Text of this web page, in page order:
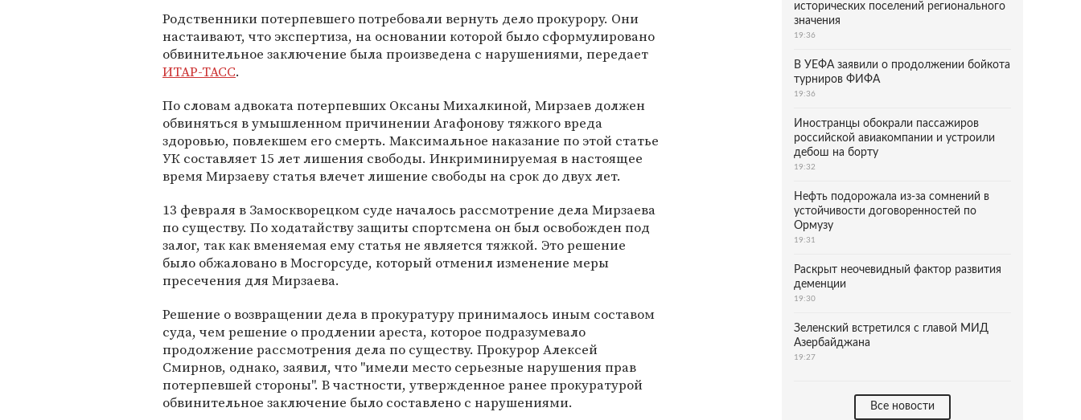
Родственники потерпевшего потребовали вернуть дело прокурору. Они
настаивают, что экспертиза, на основании которой было сформулировано
обвинительное заключение была произведена с нарушениями, передает
ИТАР-ТАСС.
По словам адвоката потерпевших Оксаны Михалкиной, Мирзаев должен
обвиняться в умышленном причинении Агафонову тяжкого вреда
здоровью, повлекшем его смерть. Максимальное наказание по этой статье
УК составляет 15 лет лишения свободы. Инкриминируемая в настоящее
время Мирзаеву статья влечет лишение свободы на срок до двух лет.
13 февраля в Замоскворецком суде началось рассмотрение дела Мирзаева
по существу. По ходатайству защиты спортсмена он был освобожден под
залог, так как вменяемая ему статья не является тяжкой. Это решение
было обжаловано в Мосгорсуде, который отменил изменение меры
пресечения для Мирзаева.
Решение о возвращении дела в прокуратуру принималось иным составом
суда, чем решение о продлении ареста, которое подразумевало
продолжение рассмотрения дела по существу. Прокурор Алексей
Смирнов, однако, заявил, что "имели место серьезные нарушения прав
потерпевшей стороны". В частности, утвержденное ранее прокуратурой
обвинительное заключение было составлено с нарушениями.
исторических поселений регионального
значения
19:36
В УЕФА заявили о продолжении бойкота
турниров ФИФА
19:36
Иностранцы обокрали пассажиров
российской авиакомпании и устроили
дебош на борту
19:32
Нефть подорожала из-за сомнений в
устойчивости договоренностей по
Ормузу
19:31
Раскрыт неочевидный фактор развития
деменции
19:30
Зеленский встретился с главой МИД
Азербайджана
19:27
Все новости